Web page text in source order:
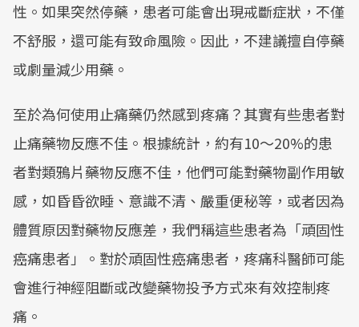
性。如果突然停藥，患者可能會出現戒斷症狀，不僅
不舒服，還可能有致命風險。因此，不建議擅自停藥
或劇量減少用藥。
至於為何使用止痛藥仍然感到疼痛？其實有些患者對
止痛藥物反應不佳。根據統計，約有10～20%的患
者對類鴉片藥物反應不佳，他們可能對藥物副作用敏
感，如昏昏欲睡、意識不清、嚴重便秘等，或者因為
體質原因對藥物反應差，我們稱這些患者為「頑固性
癌痛患者」。對於頑固性癌痛患者，疼痛科醫師可能
會進行神經阻斷或改變藥物投予方式來有效控制疼
痛。